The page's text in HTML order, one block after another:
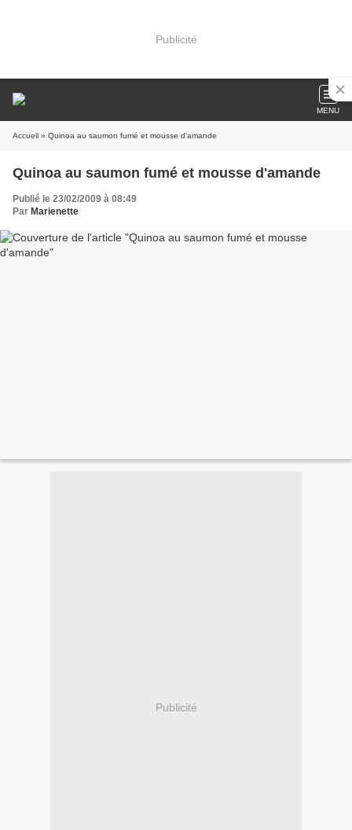
Publicité
MENU
Accueil » Quinoa au saumon fumé et mousse d'amande
Quinoa au saumon fumé et mousse d'amande
Publié le 23/02/2009 à 08:49
Par Marienette
Publicité